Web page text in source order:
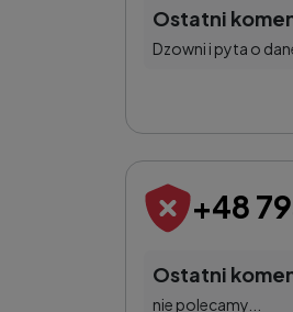
Ostatni
Dzowni i pyta o
+48
Ostatni
nie polecamy...